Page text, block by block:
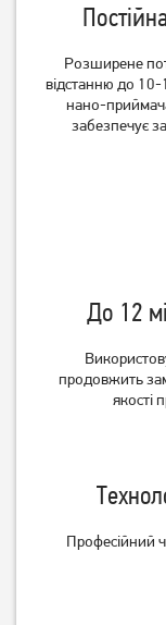
Миша Logitech
Wireless Black/Grey
грн
Розширене
відстанню до
нано-
забезпечує
До 12
продовжить
якості
Професійний